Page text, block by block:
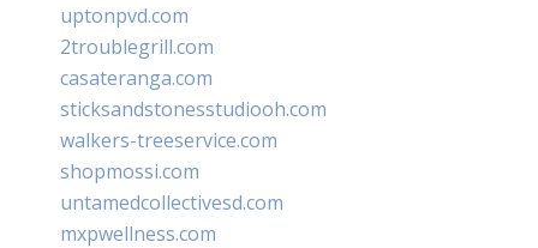
uptonpvd.com
2troublegrill.com
casateranga.com
sticksandstonesstudiooh.com
walkers-treeservice.com
shopmossi.com
untamedcollectivesd.com
mxpwellness.com